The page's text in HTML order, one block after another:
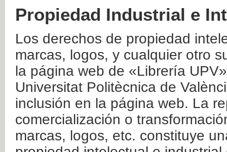
Propiedad Industrial e
Los derechos de propiedad
marcas, logos, y cualquier otro
la página web de «Librería
Universitat Politècnica de
inclusión en la página web. La
comercialización o
marcas, logos, etc. constituye